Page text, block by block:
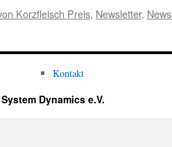
Korzfleisch Preis, Newsletter,
Kontakt
Dynamics e.V.